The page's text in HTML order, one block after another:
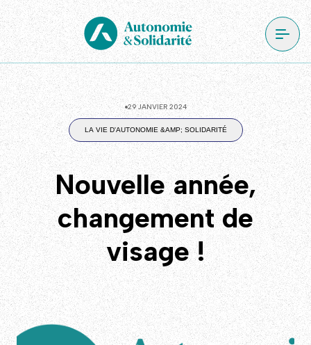
29 JANVIER 2024
LA VIE D'AUTONOMIE &AMP; SOLIDARITÉ
Nouvelle année,
changement de
visage !